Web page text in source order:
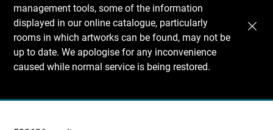
management tools, some of the information
displayed in our online catalogue, particularly
rooms in which artworks can be found, may not be
up to date. We apologise for any inconvenience
caused while normal service is being restored.
Recherche